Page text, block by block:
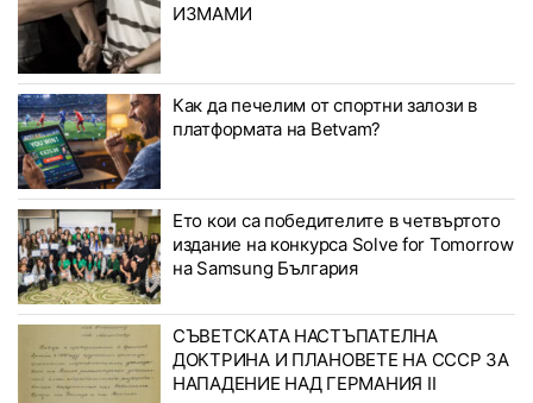
ИЗМАМИ
Как да печелим от спортни залози в
платформата на Betvam?
Ето кои са победителите в четвъртото
издание на конкурса Solve for Tomorrow
на Samsung България
СЪВЕТСКАТА НАСТЪПАТЕЛНА
ДОКТРИНА И ПЛАНОВЕТЕ НА СССР ЗА
НАПАДЕНИЕ НАД ГЕРМАНИЯ II